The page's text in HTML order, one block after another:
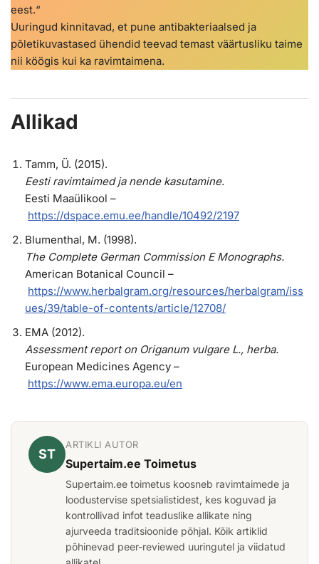
eest.“
Uuringud kinnitavad, et pune antibakteriaalsed ja
põletikuvastased ühendid teevad temast väärtusliku taime
nii köögis kui ka ravimtaimena.
Allikad
Tamm, Ü. (2015).
Eesti ravimtaimed ja nende kasutamine.
Eesti Maaülikool –
https://dspace.emu.ee/handle/10492/2197
Blumenthal, M. (1998).
The Complete German Commission E Monographs.
American Botanical Council –
https://www.herbalgram.org/resources/herbalgram/iss
ues/39/table-of-contents/article/12708/
EMA (2012).
Assessment report on Origanum vulgare L., herba.
European Medicines Agency –
https://www.ema.europa.eu/en
ST
ARTIKLI AUTOR
Supertaim.ee Toimetus
Supertaim.ee toimetus koosneb ravimtaimede ja
loodustervise spetsialistidest, kes koguvad ja
kontrollivad infot teaduslike allikate ning
ajurveeda traditsioonide põhjal. Kõik artiklid
põhinevad peer-reviewed uuringutel ja viidatud